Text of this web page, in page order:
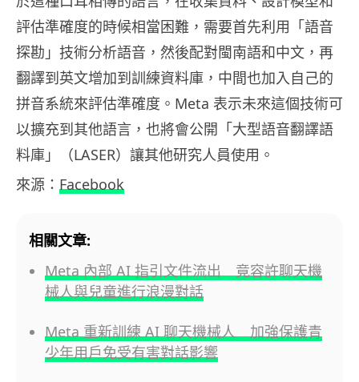
評估準確度的時候相當困難，需要首先利用「語音
探勘」技術分析語音，然後配對閩南語和中文，再
翻譯到英文增加到訓練資料庫，中間也加入自己的
拼音系統來評估準確度。Meta 表示未來這個技術可
以擴充到其他語言，也將會公開「大型語音翻譯語
料庫」（LASER）讓其他研究人員使用。
來源： Facebook
相關文章:
Meta 內部 AI 指引文件流出 竟容許聊天機
械人與兒童進行浪漫對話
Meta 重新訓練 AI 聊天機械人 加強保護青
少年用戶免受有害對話影響